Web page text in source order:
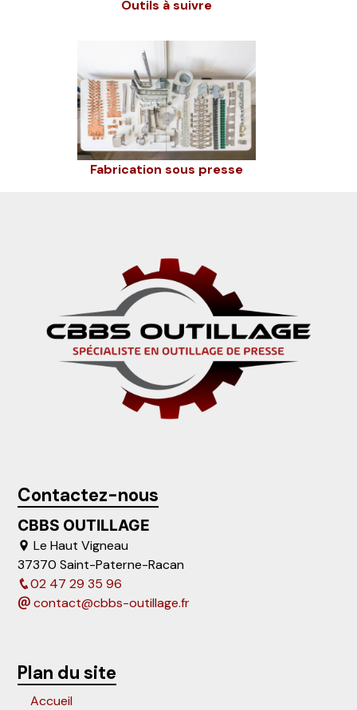
Outils à suivre
Fabrication sous presse
Contactez-nous
CBBS OUTILLAGE
Le Haut Vigneau
37370 Saint-Paterne-Racan
02 47 29 35 96
contact@cbbs-outillage.fr
Plan du site
Accueil